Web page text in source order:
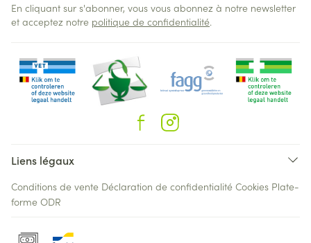
En cliquant sur s'abonner, vous vous abonnez à notre newsletter
et acceptez notre politique de confidentialité.
Liens légaux
Conditions de vente Déclaration de confidentialité Cookies Plate-
forme ODR